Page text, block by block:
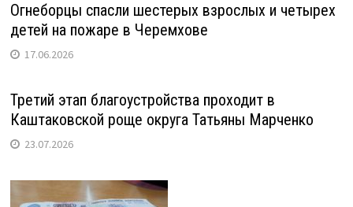
Огнеборцы спасли шестерых взрослых и четырех
детей на пожаре в Черемхове
17.06.2026
Третий этап благоустройства проходит в
Каштаковской роще округа Татьяны Марченко
23.07.2026